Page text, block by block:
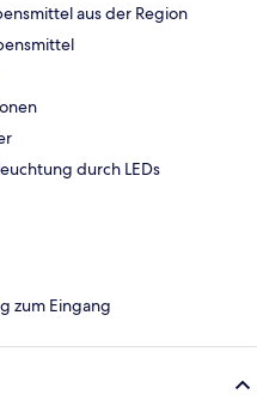
aus der Region
durch LEDs
zum Eingang